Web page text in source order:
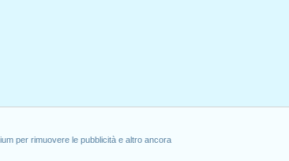
per rimuovere le pubblicità e altro ancora